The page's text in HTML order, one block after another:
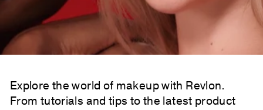
Explore the world of makeup with Revlon.
From tutorials and tips to the latest product